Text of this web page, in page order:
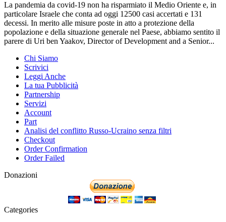
La pandemia da covid-19 non ha risparmiato il Medio Oriente e, in
particolare Israele che conta ad oggi 12500 casi accertati e 131
decessi. In merito alle misure poste in atto a protezione della
popolazione e della situazione generale nel Paese, abbiamo sentito il
parere di Uri ben Yaakov, Director of Development and a Senior...
Chi Siamo
Scrivici
Leggi Anche
La tua Pubblicità
Partnership
Servizi
Account
Part
Analisi del conflitto Russo-Ucraino senza filtri
Checkout
Order Confirmation
Order Failed
Donazioni
Categories